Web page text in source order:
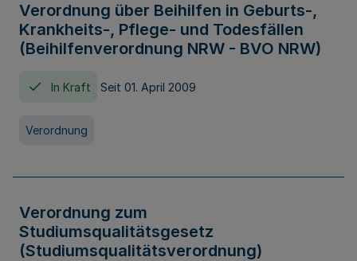
Verordnung über Beihilfen in Geburts-,
Krankheits-, Pflege- und Todesfällen
(Beihilfenverordnung NRW - BVO NRW)
In Kraft Seit 01. April 2009
Verordnung
Verordnung zum
Studiumsqualitätsgesetz
(Studiumsqualitätsverordnung)